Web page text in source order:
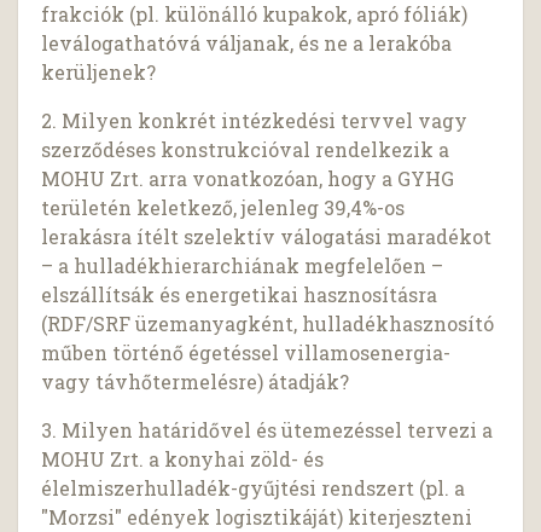
frakciók (pl. különálló kupakok, apró fóliák)
leválogathatóvá váljanak, és ne a lerakóba
kerüljenek?
2. Milyen konkrét intézkedési tervvel vagy
szerződéses konstrukcióval rendelkezik a
MOHU Zrt. arra vonatkozóan, hogy a GYHG
területén keletkező, jelenleg 39,4%-os
lerakásra ítélt szelektív válogatási maradékot
– a hulladékhierarchiának megfelelően –
elszállítsák és energetikai hasznosításra
(RDF/SRF üzemanyagként, hulladékhasznosító
műben történő égetéssel villamosenergia-
vagy távhőtermelésre) átadják?
3. Milyen határidővel és ütemezéssel tervezi a
MOHU Zrt. a konyhai zöld- és
élelmiszerhulladék-gyűjtési rendszert (pl. a
"Morzsi" edények logisztikáját) kiterjeszteni